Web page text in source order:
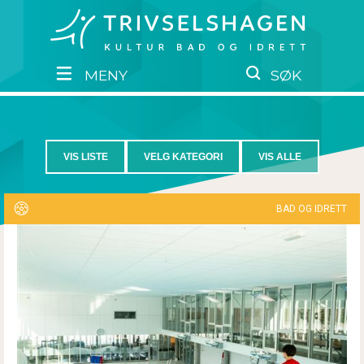
MENY SØK
VIS LISTE VELG KATEGORI VIS ALLE
BAD OG IDRETT